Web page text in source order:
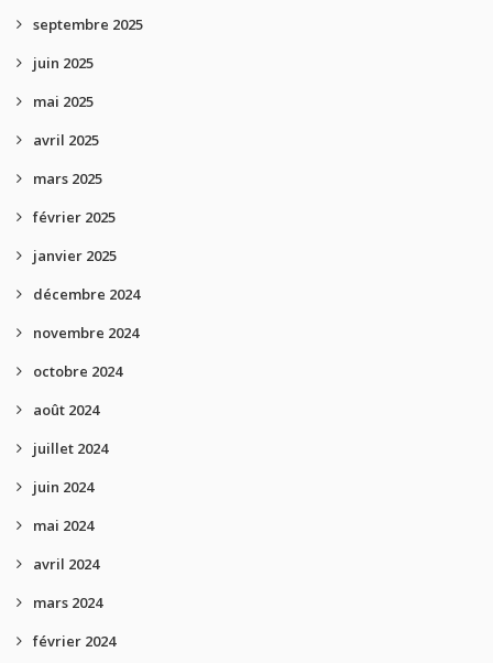
septembre 2025
juin 2025
mai 2025
avril 2025
mars 2025
février 2025
janvier 2025
décembre 2024
novembre 2024
octobre 2024
août 2024
juillet 2024
juin 2024
mai 2024
avril 2024
mars 2024
février 2024